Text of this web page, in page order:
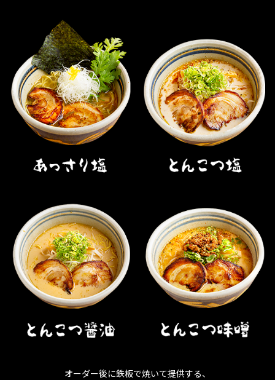
オーダー後に鉄板で焼いて提供する、